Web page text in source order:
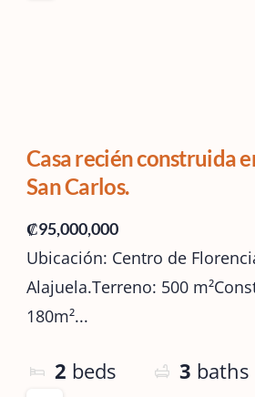
Casa recién construida
San Carlos.
₡95,000,000
Ubicación: Centro de
Alajuela.Terreno: 500
180m²...
2 beds 3 baths